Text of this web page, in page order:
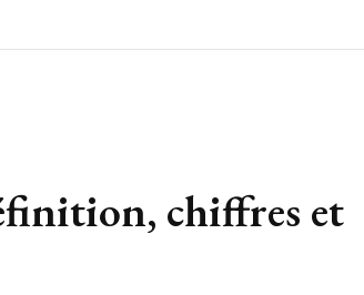
chiffres et